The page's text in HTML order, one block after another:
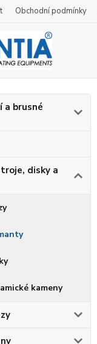
Obchodní podmínky
a brusné
disky a
kameny